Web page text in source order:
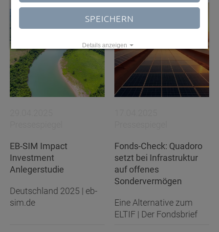
EB-SIM Impact
Investment
Anlegerstudie
Deutschland 2025 | eb-
sim.de
Fonds-Check: Quadoro
setzt bei Infrastruktur
auf offenes
Sondervermögen
Eine Alternative zum
ELTIF | Der Fondsbrief
SPEICHERN
Details anzeigen
Datenschutz